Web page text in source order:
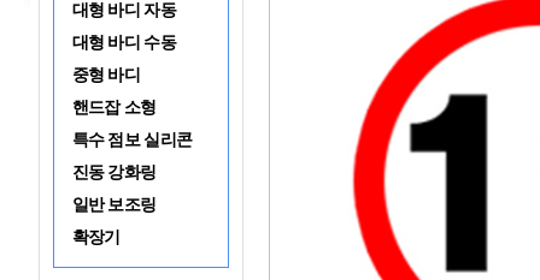
대형 바디 자동
대형 바디 수동
중형 바디
핸드잡 소형
특수 점보 실리콘
진동 강화링
일반 보조링
확장기